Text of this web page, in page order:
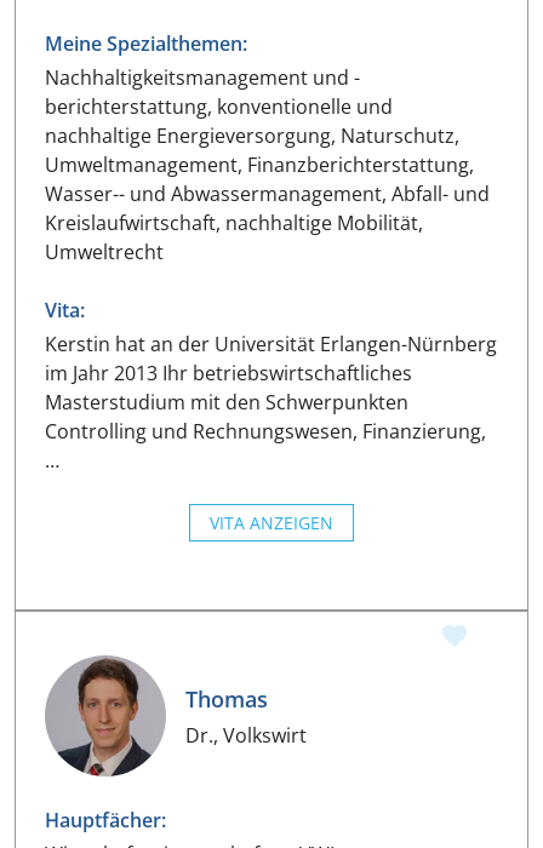
Meine Spezialthemen:
Nachhaltigkeitsmanagement und -
berichterstattung, konventionelle und
nachhaltige Energieversorgung, Naturschutz,
Umweltmanagement, Finanzberichterstattung,
Wasser-- und Abwassermanagement, Abfall- und
Kreislaufwirtschaft, nachhaltige Mobilität,
Umweltrecht
Vita:
Kerstin hat an der Universität Erlangen-Nürnberg
im Jahr 2013 Ihr betriebswirtschaftliches
Masterstudium mit den Schwerpunkten
Controlling und Rechnungswesen, Finanzierung,
…
VITA ANZEIGEN
Thomas
Dr., Volkswirt
Hauptfächer: